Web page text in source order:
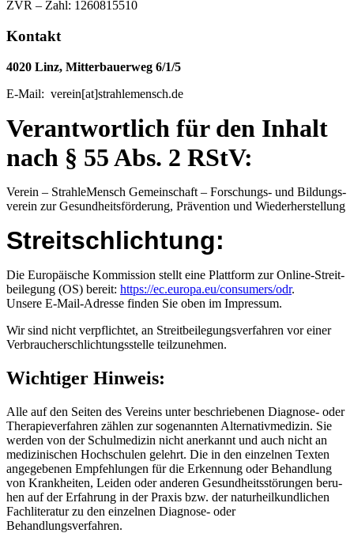
ZVR – Zahl: 1260815510
Kontakt
4020 Linz, Mit­ter­bau­erweg 6/1/5
E‑Mail: verein[at]strahlemensch.de
Ver­ant­wort­lich für den Inhalt
nach § 55 Abs. 2 RStV:
Ver­ein – Strah­le­Mensch Gemein­schaft – For­schungs- und Bil­dungs­
ver­ein zur Gesund­heits­för­de­rung, Prä­ven­ti­on und Wiederherstellung
Streit­schlich­tung:
Die Euro­päi­sche Kom­mis­si­on stellt eine Platt­form zur Online-Streit­
bei­le­gung (OS) bereit: https://ec.europa.eu/consumers/odr.
Unse­re E‑Mail-Adres­se fin­den Sie oben im Impressum.
Wir sind nicht ver­pflich­tet, an Streit­bei­le­gungs­ver­fah­ren vor einer
Ver­brau­cher­schlich­tungs­stel­le teilzunehmen.
Wichtiger Hinweis:
Alle auf den Sei­ten des Ver­eins unter beschrie­be­nen Dia­gno­se- oder
The­ra­pie­ver­fah­ren zäh­len zur soge­nann­ten Alter­na­tiv­me­di­zin. Sie
wer­den von der Schul­me­di­zin nicht aner­kannt und auch nicht an
medi­zi­ni­schen Hoch­schu­len gelehrt. Die in den ein­zel­nen Tex­ten
ange­ge­be­nen Emp­feh­lun­gen für die Erken­nung oder Behand­lung
von Krank­hei­ten, Lei­den oder ande­ren Gesund­heits­stö­run­gen beru­
hen auf der Erfah­rung in der Pra­xis bzw. der natur­heil­kund­li­chen
Fach­li­te­ra­tur zu den ein­zel­nen Dia­gno­se- oder
Behandlungsverfahren.